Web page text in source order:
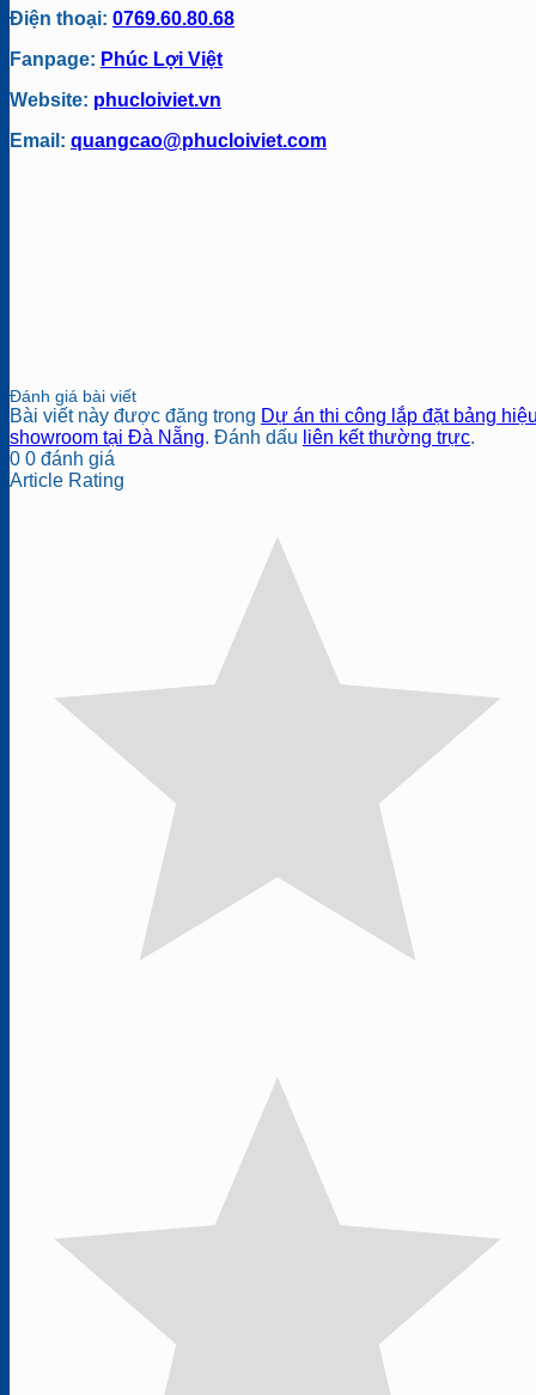
Điện thoại: 0769.60.80.68
Fanpage: Phúc Lợi Việt
Website: phucloiviet.vn
Email: quangcao@phucloiviet.com
Đánh giá bài viết
Bài viết này được đăng trong Dự án thi công lắp đặt bảng
showroom tại Đà Nẵng. Đánh dấu liên kết thường trực.
0 0 đánh giá
Article Rating